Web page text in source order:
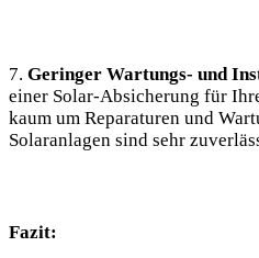
7. Geringer​ Wartungs- und
einer Solar-Absicherung für
kaum um ‍Reparaturen‍ und
Solaranlagen⁤ sind sehr
Fazit: